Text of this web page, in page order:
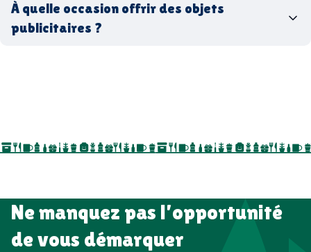
biodégradables ou réutilisables
entreprise
goodies utiles au bureau
À quelle occasion offrir des objets
publicitaires ?
salon professionnel
Ne manquez pas l’opportunité
de vous démarquer